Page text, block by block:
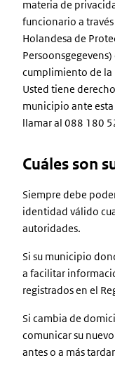
materia de
funcionario a
Holandesa de
cumplimiento de la
Usted tiene
municipio ante
llamar al 088 180
Cuáles son
Siempre debe
identidad válido
autoridades.
Si su municipio
a facilitar
registrados en el
Si cambia de
comunicar su
antes o a más